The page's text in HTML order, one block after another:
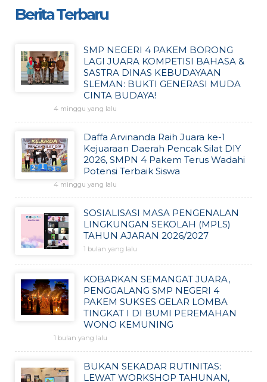
Berita Terbaru
SMP NEGERI 4 PAKEM BORONG
LAGI JUARA KOMPETISI BAHASA &
SASTRA DINAS KEBUDAYAAN
SLEMAN: BUKTI GENERASI MUDA
CINTA BUDAYA!
4 minggu yang lalu
Daffa Arvinanda Raih Juara ke-1
Kejuaraan Daerah Pencak Silat DIY
2026, SMPN 4 Pakem Terus Wadahi
Potensi Terbaik Siswa
4 minggu yang lalu
SOSIALISASI MASA PENGENALAN
LINGKUNGAN SEKOLAH (MPLS)
TAHUN AJARAN 2026/2027
1 bulan yang lalu
KOBARKAN SEMANGAT JUARA,
PENGGALANG SMP NEGERI 4
PAKEM SUKSES GELAR LOMBA
TINGKAT I DI BUMI PEREMAHAN
WONO KEMUNING
1 bulan yang lalu
BUKAN SEKADAR RUTINITAS:
LEWAT WORKSHOP TAHUNAN,